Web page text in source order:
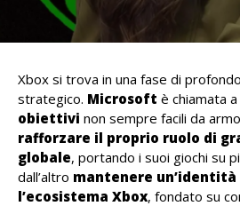
Xbox si trova in una fase di
strategico. Microsoft è chiamata
obiettivi non sempre facili da
rafforzare il proprio ruolo di
globale, portando i suoi giochi su
dall’altro mantenere
l’ecosistema Xbox, fondato su